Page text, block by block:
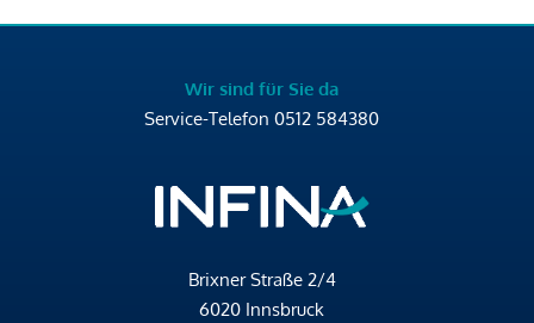
Wir sind für Sie da
Service-Telefon 0512 584380
Brixner Straße 2/4
6020 Innsbruck